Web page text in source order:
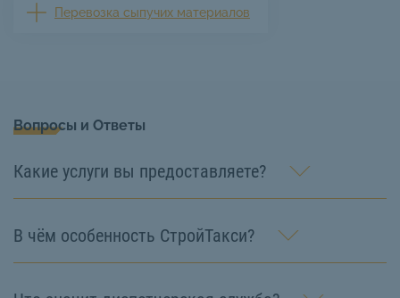
Перевозка сыпучих материалов
Вопросы и Ответы
Какие услуги вы предоставляете?
В чём особенность СтройТакси?